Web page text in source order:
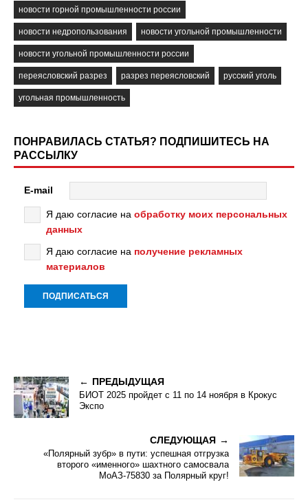
новости горной промышленности россии
новости недропользования новости угольной промышленности
новости угольной промышленности россии
переясловский разрез разрез переясловский русский уголь
угольная промышленность
ПОНРАВИЛАСЬ СТАТЬЯ? ПОДПИШИТЕСЬ НА
РАССЫЛКУ
E-mail
Я даю согласие на обработку моих персональных
данных
Я даю согласие на получение рекламных
материалов
ПРЕДЫДУЩАЯ
БИОТ 2025 пройдет с 11 по 14 ноября в Крокус
Экспо
СЛЕДУЮЩАЯ
«Полярный зубр» в пути: успешная отгрузка
второго «именного» шахтного самосвала
МоАЗ-75830 за Полярный круг!